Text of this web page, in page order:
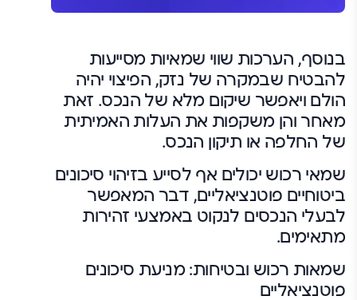
בנוסף, הערכות שווי שמאיות מסייעות
להבטיח שבמקרה של נזק, הפיצוי יהיה
הולם ויאפשר שיקום מלא של הנכס. זאת
מאחר והן משקפות את העלות האמיתית
של החלפה או תיקון הנכס.
שמאי רכוש יכולים אף לסייע בזיהוי סיכונים
ביטוחיים פוטנציאליים, דבר המאפשר
לבעלי הנכסים לנקוט באמצעי זהירות
מתאימים.
שמאות רכוש ובטיחות: מניעת סיכונים
פוטנציאליים